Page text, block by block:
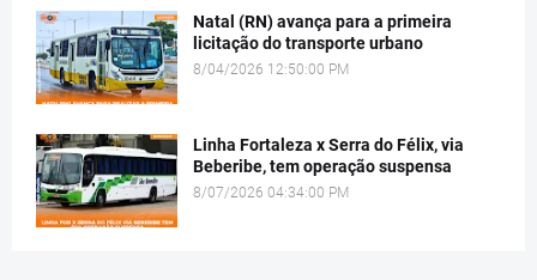
Natal (RN) avança para a primeira
licitação do transporte urbano
8/04/2026 12:50:00 PM
Linha Fortaleza x Serra do Félix, via
Beberibe, tem operação suspensa
8/07/2026 04:34:00 PM